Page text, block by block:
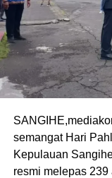
semangat Hari
Kepulauan
resmi melepas